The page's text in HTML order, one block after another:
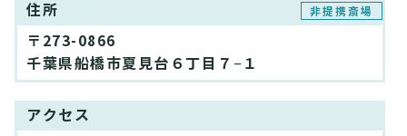
住所 非提携斎場
〒273-0866
千葉県船橋市夏見台６丁目７−１
アクセス